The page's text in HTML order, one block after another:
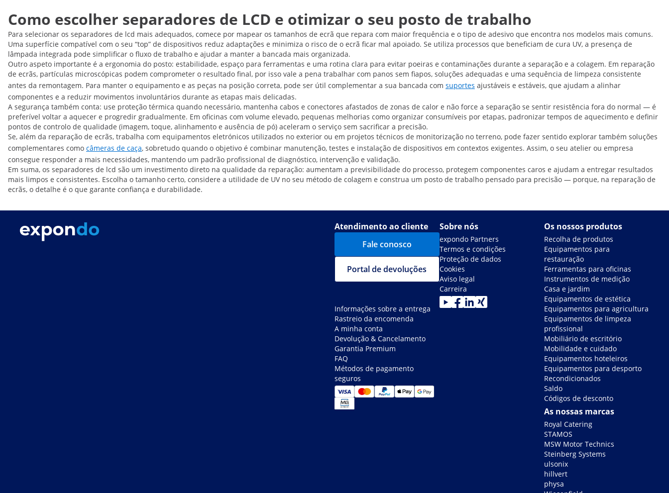
Como escolher separadores de LCD e otimizar o seu posto de trabalho
Para selecionar os separadores de lcd mais adequados, comece por mapear os tamanhos de ecrã que repara com maior frequência e o tipo de adesivo que encontra nos modelos mais comuns.
Uma superfície compatível com o seu “top” de dispositivos reduz adaptações e minimiza o risco de o ecrã ficar mal apoiado. Se utiliza processos que beneficiam de cura UV, a presença de
lâmpada integrada pode simplificar o fluxo de trabalho e ajudar a manter a bancada mais organizada.
Outro aspeto importante é a ergonomia do posto: estabilidade, espaço para ferramentas e uma rotina clara para evitar poeiras e contaminações durante a separação e a colagem. Em reparação
de ecrãs, partículas microscópicas podem comprometer o resultado final, por isso vale a pena trabalhar com panos sem fiapos, soluções adequadas e uma sequência de limpeza consistente
antes da remontagem. Para manter o equipamento e as peças na posição correta, pode ser útil complementar a sua bancada com suportes ajustáveis e estáveis, que ajudam a alinhar
componentes e a reduzir movimentos involuntários durante as etapas mais delicadas.
A segurança também conta: use proteção térmica quando necessário, mantenha cabos e conectores afastados de zonas de calor e não force a separação se sentir resistência fora do normal — é
preferível voltar a aquecer e progredir gradualmente. Em oficinas com volume elevado, pequenas melhorias como organizar consumíveis por etapas, padronizar tempos de aquecimento e definir
pontos de controlo de qualidade (imagem, toque, alinhamento e ausência de pó) aceleram o serviço sem sacrificar a precisão.
Se, além da reparação de ecrãs, trabalha com equipamentos eletrónicos utilizados no exterior ou em projetos técnicos de monitorização no terreno, pode fazer sentido explorar também soluções
complementares como câmeras de caça, sobretudo quando o objetivo é combinar manutenção, testes e instalação de dispositivos em contextos exigentes. Assim, o seu atelier ou empresa
consegue responder a mais necessidades, mantendo um padrão profissional de diagnóstico, intervenção e validação.
Em suma, os separadores de lcd são um investimento direto na qualidade da reparação: aumentam a previsibilidade do processo, protegem componentes caros e ajudam a entregar resultados
mais limpos e consistentes. Escolha o tamanho certo, considere a utilidade de UV no seu método de colagem e construa um posto de trabalho pensado para precisão — porque, na reparação de
ecrãs, o detalhe é o que garante confiança e durabilidade.
Atendimento ao cliente
Fale conosco
Portal de devoluções
Informações sobre a entrega
Rastreio da encomenda
A minha conta
Devolução & Cancelamento
Garantia Premium
FAQ
Métodos de pagamento
seguros
Sobre nós
expondo Partners
Termos e condições
Proteção de dados
Cookies
Aviso legal
Carreira
Os nossos produtos
Recolha de produtos
Equipamentos para
restauração
Ferramentas para oficinas
Instrumentos de medição
Casa e jardim
Equipamentos de estética
Equipamentos para agricultura
Equipamentos de limpeza
profissional
Mobiliário de escritório
Mobilidade e cuidado
Equipamentos hoteleiros
Equipamentos para desporto
Recondicionados
Saldo
Códigos de desconto
As nossas marcas
Royal Catering
STAMOS
MSW Motor Technics
Steinberg Systems
ulsonix
hillvert
physa